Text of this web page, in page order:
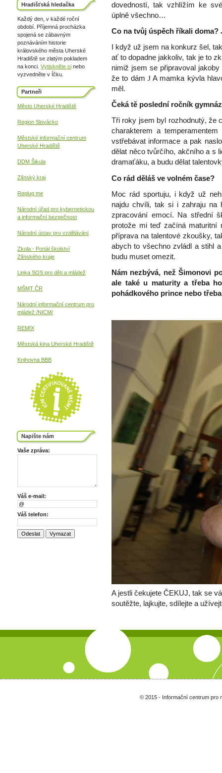
Hradišťská hledačka
Každý den, v každé roční
období. Příjemná procházka
spojená se zábavným
poznáváním historie
královského města Uherské
Hradiště se zlatým pokladem
na konci. Vytiskněte si nebo
vyzvedněte v Íčku.
Partneři
Město Uherské Hradiště
Region Slovácko
Městské informační centrum
Uherské Hradiště
DDM Šikula
Zlínský kraj
Replug me
Národní úřad pro kybernetickou
a informační bezpečnost
Národní ústav pro vzdělávání
Zkola - Portál školství
Zlínského kraje
Linka SOS pro děti a mládež
MŠMT ČR
Národní informační centrum pro
mládež /NICM/
REMIX
Městská kina Uherské Hradiště
Knihovna BBB
Napište nám
Vaše zpráva:
Váš e-mail:
Váš telefon:
dovedností, tak vzhlížím ke
úplně všechno…
Co na tvůj úspěch říkali
I když už jsem na konkurz šel,
ať to dopadne jakkoliv, tak je to
nimiž jsem se připravoval
že to dám JA mamka kývla
měl.
Čeká tě poslední ročník
Tři roky jsem byl rozhodnutý, že
charakterem a
vstřebávat informace a pak
dělat něco tvůrčího, akčního a s
dramaťáku, a budu dělat
Co rád děláš ve volném čase?
Moc rád sportuju, i když už
najdu chvíli, tak si i zahraju na
zpracování emocí. Na střední
protože mi teď začíná
příprava na talentové zkoušky,
abych to všechno zvládl a stihl
budu muset omezit.
Nám nezbývá, než Šimonovi
ale také u maturity a třeba
pohádkového prince nebo
A jestli čekujete ČEKUJ, tak se
soutěžte, lajkujte, sdílejte a
© 2015 - Informační centrum pro